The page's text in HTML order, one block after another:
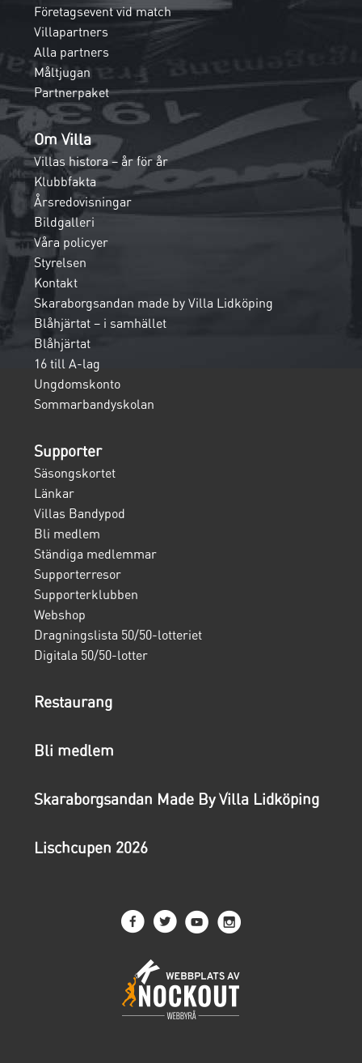
Företagsevent vid match
Villapartners
Alla partners
Måltjugan
Partnerpaket
Om Villa
Villas histora – år för år
Klubbfakta
Årsredovisningar
Bildgalleri
Våra policyer
Styrelsen
Kontakt
Skaraborgsandan made by Villa Lidköping
Blåhjärtat – i samhället
Blåhjärtat
16 till A-lag
Ungdomskonto
Sommarbandyskolan
Supporter
Säsongskortet
Länkar
Villas Bandypod
Bli medlem
Ständiga medlemmar
Supporterresor
Supporterklubben
Webshop
Dragningslista 50/50-lotteriet
Digitala 50/50-lotter
Restaurang
Bli medlem
Skaraborgsandan Made By Villa Lidköping
Lischcupen 2026